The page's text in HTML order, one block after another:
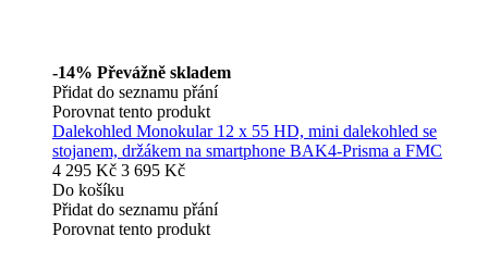
-14% Převážně skladem
Přidat do seznamu přání
Porovnat tento produkt
Dalekohled Monokular 12 x 55 HD, mini dalekohled se
stojanem, držákem na smartphone BAK4-Prisma a FMC
4 295 Kč 3 695 Kč
Do košíku
Přidat do seznamu přání
Porovnat tento produkt